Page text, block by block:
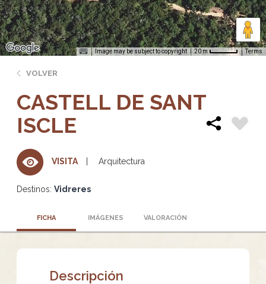
Image may be subject to copyright 20 m Terms
VOLVER
CASTELL DE SANT
ISCLE
VISITA Arquitectura
Destinos: Vidreres
FICHA IMÁGENES VALORACIÓN
Descripción